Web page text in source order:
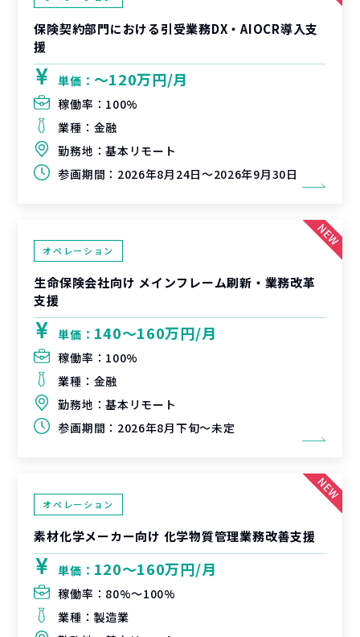
保険契約部門における引受業務DX・AIOCR導入支
援
単価： 〜120万円/月
稼働率： 100%
業種： 金融
勤務地：基本リモート
参画期間： 2026年8月24日～2026年9月30日
オペレーション
生命保険会社向け メインフレーム刷新・業務改革
支援
単価： 140〜160万円/月
稼働率： 100%
業種： 金融
勤務地：基本リモート
参画期間： 2026年8月下旬～未定
オペレーション
素材化学メーカー向け 化学物質管理業務改善支援
単価： 120〜160万円/月
稼働率： 80%〜100%
業種： 製造業